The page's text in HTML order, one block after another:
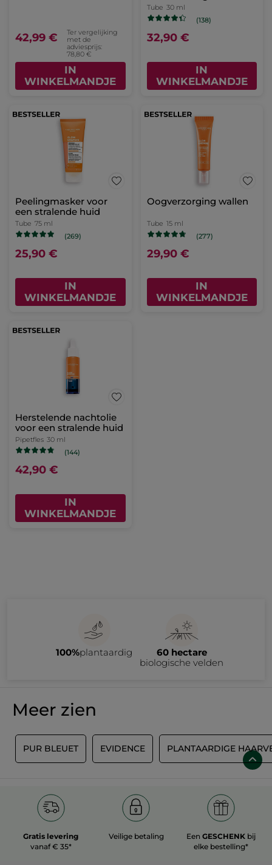
42,99 €
Ter vergelijking
met de
adviesprijs:
78,80 €
IN
WINKELMANDJE
Tube 30 ml
(138)
32,90 €
IN
WINKELMANDJE
Peelingmasker voor
een stralende huid
Tube 75 ml
(269)
25,90 €
IN
WINKELMANDJE
Oogverzorging wallen
Tube 15 ml
(277)
29,90 €
IN
WINKELMANDJE
Herstelende nachtolie
voor een stralende huid
Pipetfles 30 ml
(144)
42,90 €
IN
WINKELMANDJE
100%plantaardig
60 hectare
biologische velden
Meer zien
PUR BLEUET EVIDENCE PLANTAARDIGE
Gratis levering
vanaf € 35*
Veilige betaling EenGESCHENK bij
elke bestelling*